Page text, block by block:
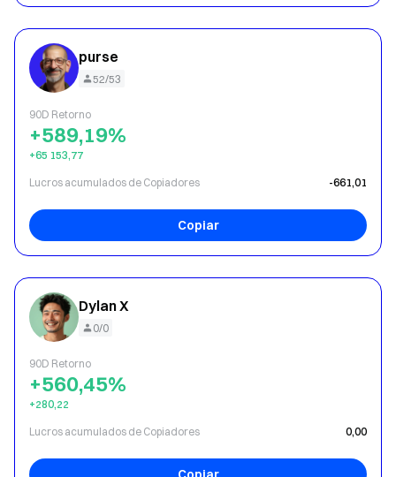
purse
52/53
90D Retorno
+589,19%
+65 153,77
Lucros acumulados de Copiadores -661,01
Copiar
Dylan X
0/0
90D Retorno
+560,45%
+280,22
Lucros acumulados de Copiadores 0,00